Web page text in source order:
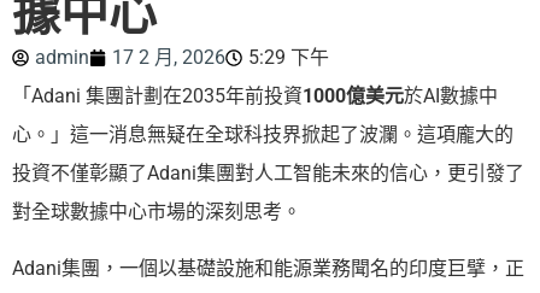
據中心
admin 17 2 月, 2026
5:29 下午
「Adani 集團計劃在2035年前投資1000億美元於AI數據中
心。」這一消息無疑在全球科技界掀起了波瀾。這項龐大的
投資不僅彰顯了Adani集團對人工智能未來的信心，更引發了
對全球數據中心市場的深刻思考。
Adani集團，一個以基礎設施和能源業務聞名的印度巨擘，正